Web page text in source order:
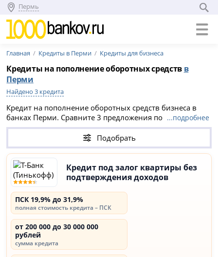
Пермь
Главная Кредиты в Перми Кредиты для бизнеса
Кредиты на пополнение оборотных средств в
Перми
Найдено 3 кредита
Кредит на пополнение оборотных средств бизнеса в
банках Перми. Сравните 3 предложения по кредитам на
оборотные средства для ИП и ООО, оформите заявку
онлайн на официальном сайте кредитной организации.
...подробнее
Подобрать
Кредит под залог квартиры без
подтверждения доходов
ПСК 19,9% до 31,9%
полная стоимость кредита – ПСК
от 200 000 до 30 000 000
рублей
сумма кредита